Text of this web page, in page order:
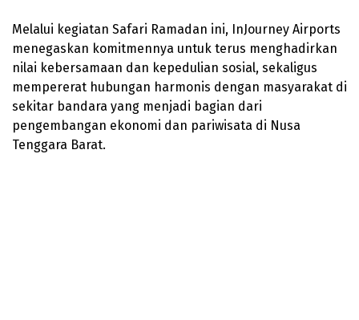
Melalui kegiatan Safari Ramadan ini, InJourney Airports
menegaskan komitmennya untuk terus menghadirkan
nilai kebersamaan dan kepedulian sosial, sekaligus
mempererat hubungan harmonis dengan masyarakat di
sekitar bandara yang menjadi bagian dari
pengembangan ekonomi dan pariwisata di Nusa
Tenggara Barat.